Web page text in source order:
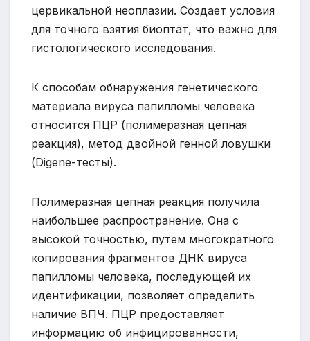
цервикальной неоплазии. Создает условия
для точного взятия биоптат, что важно для
гистологического исследования.
К способам обнаружения генетического
материала вируса папилломы человека
относится ПЦР (полимеразная цепная
реакция), метод двойной генной ловушки
(Digene-тесты).
Полимеразная цепная реакция получила
наибольшее распространение. Она с
высокой точностью, путем многократного
копирования фрагментов ДНК вируса
папилломы человека, последующей их
идентификации, позволяет определить
наличие ВПЧ. ПЦР предоставляет
информацию об инфицированности,